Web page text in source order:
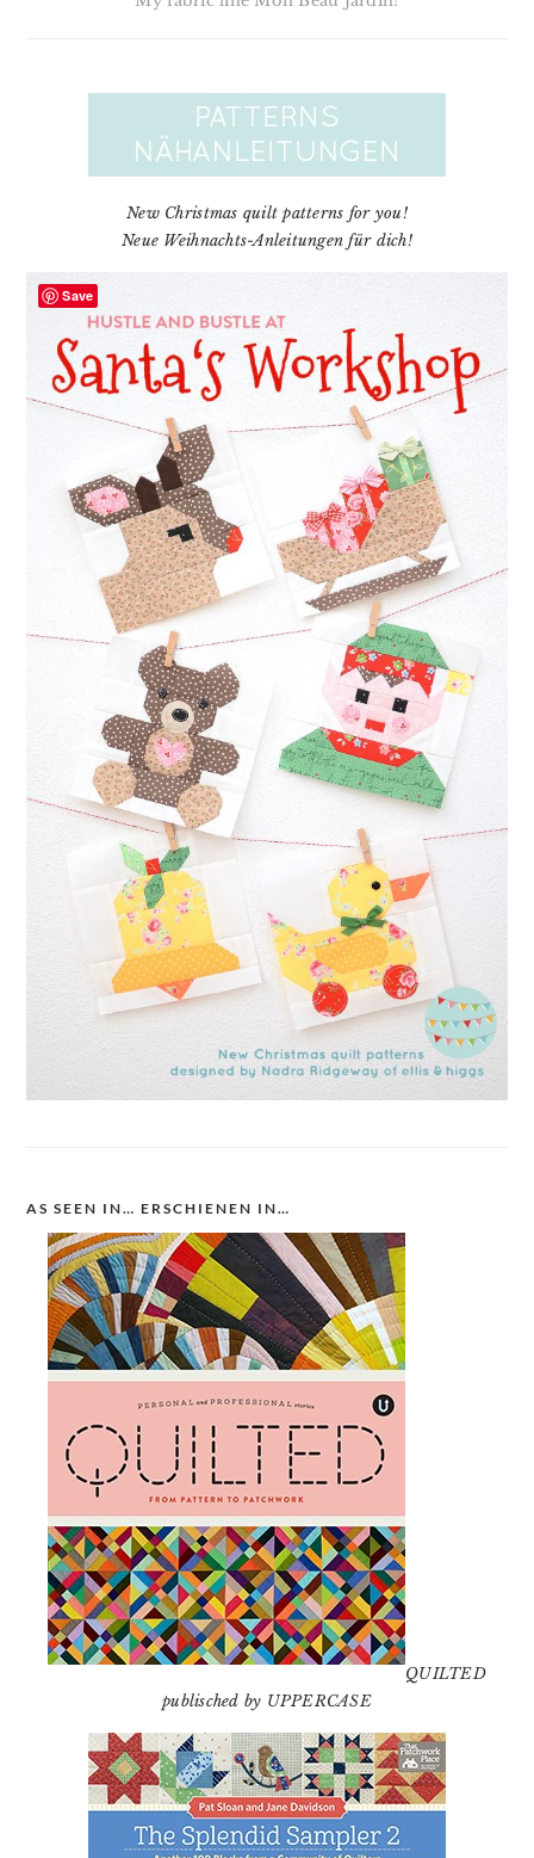
New Christmas quilt patterns for you!
Neue Weihnachts-Anleitungen für dich!
AS SEEN IN… ERSCHIENEN IN…
QUILTED
publisched by UPPERCASE
Save